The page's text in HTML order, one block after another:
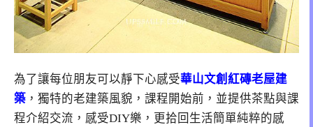
為了讓每位朋友可以靜下心感受華山文創紅磚老屋建
築 ，獨特的老建築風貌，課程開始前，並提供茶點與課
程介紹交流，感受DIY樂，更拾回生活簡單純粹的感